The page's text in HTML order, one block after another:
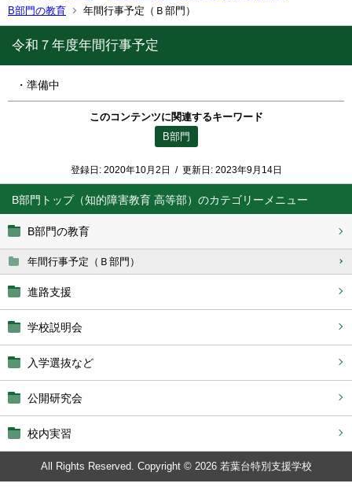
B部門の教育
年間行事予定（Ｂ部門）
B部門トップ（知的障害教育 高等部）
B部門の教育
年間行事予定（Ｂ部門）
進路支援
学校説明会
入学選抜など
公開研究会
校内実習
令和７年度年間行事予定
・準備中
このコンテンツに関連するキーワード
B部門
登録日: 2020年10月2日 / 更新日: 2023年9月14日
All Rights Reserved. Copyright © 2026 若葉台特別支援学校